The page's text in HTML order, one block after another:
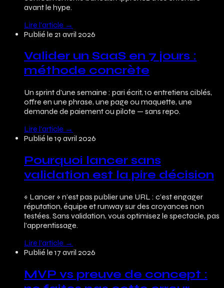
avant le hype.
Lire l’article →
Publié le 21 avril 2026
Valider un SaaS en 7 jours :
méthode concrète
Un sprint d’une semaine : pari écrit, 10 entretiens ciblés,
offre en une phrase, une page ou maquette, une
demande de paiement ou pilote — sans repo.
Lire l’article →
Publié le 19 avril 2026
Pourquoi lancer sans
validation est la pire décision
« Lancer » n’est pas publier une URL : c’est engager
réputation, équipe et runway sur des croyances non
testées. Sans validation, vous optimisez le spectacle, pas
l’apprentissage.
Lire l’article →
Publié le 17 avril 2026
MVP vs preuve de concept :